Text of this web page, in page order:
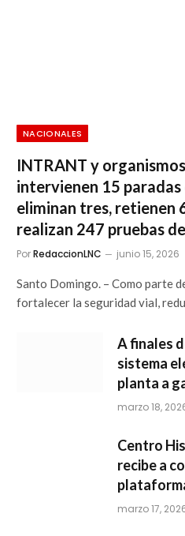
NACIONALES
INTRANT y
intervienen 15
eliminan tres, retienen
realizan 247 pruebas
PorRedaccionLNC junio 15, 2026
Santo Domingo. – Como parte
fortalecer la seguridad vial,
A finales
sistema
planta a
marzo 18,
Centro
recibe a
marzo 17,